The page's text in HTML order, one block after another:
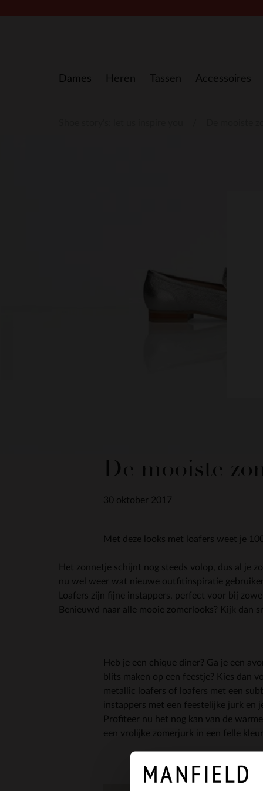
Dames Heren Tassen Accessoires
De mooiste
30 oktober 2017
Met deze looks met loafers weet je
Het zonnetje schijnt nog steeds volop, dus al je
nu wel weer wat nieuwe outfitinspiratie
Loafers zijn fijne instappers, perfect voor bij
Benieuwd naar alle mooie zomerlooks? Kijk dan
Heb je een chique diner? Ga je een
blits maken op een feestje? Kies dan
metallic loafers of loafers met een
instappers met een feestelijke jurk en
Profiteer nu het nog kan van de
een vrolijke zomerjurk in een felle